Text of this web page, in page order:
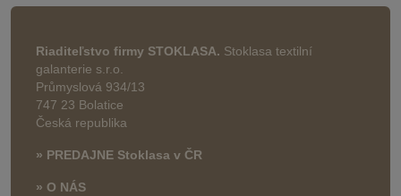
Riaditeľstvo firmy STOKLASA. Stoklasa textilní
galanterie s.r.o.
Průmyslová 934/13
747 23 Bolatice
Česká republika
» PREDAJNE Stoklasa v ČR
» O NÁS